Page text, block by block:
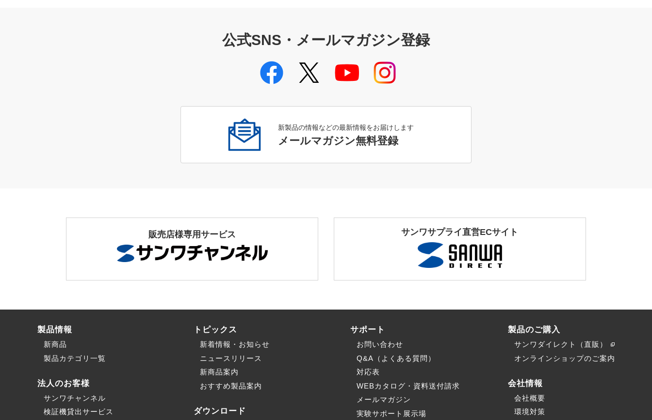
公式SNS・メールマガジン登録
新製品の情報などの最新情報をお届けします
メールマガジン無料登録
販売店様専用サービス サンワサプライ直営ECサイト
製品情報
新商品
製品カテゴリ一覧
法人のお客様
サンワチャンネル
検証機貸出サービス
トピックス
新着情報・お知らせ
ニュースリリース
新商品案内
おすすめ製品案内
ダウンロード
サポート
お問い合わせ
Q&A（よくある質問）
対応表
WEBカタログ・資料送付請求
メールマガジン
実験サポート展示場
製品のご購入
サンワダイレクト（直販）
オンラインショップのご案内
会社情報
会社概要
環境対策